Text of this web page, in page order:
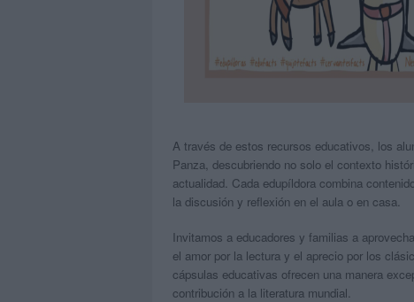
A través de estos recursos educativos, los
Panza, descubriendo no solo el contexto
actualidad. Cada edupíldora combina
la discusión y reflexión en el aula o en casa.
Invitamos a educadores y familias a
el amor por la lectura y el aprecio por los
cápsulas educativas ofrecen una manera
contribución a la literatura mundial.